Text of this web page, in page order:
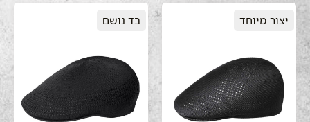
יצור מיוחד בד נושם